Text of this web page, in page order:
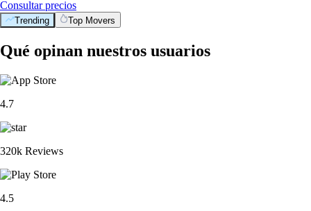
Consultar precios
Trending Top Movers
Qué opinan nuestros usuarios
4.7
320k Reviews
4.5